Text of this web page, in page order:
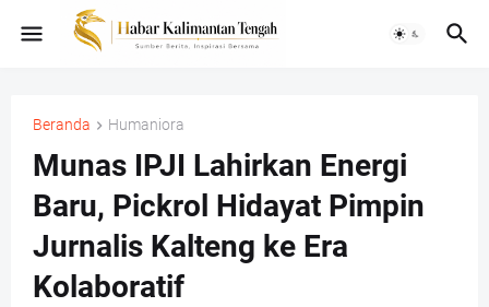
Beranda Humaniora
Munas IPJI Lahirkan Energi
Baru, Pickrol Hidayat Pimpin
Jurnalis Kalteng ke Era
Kolaboratif